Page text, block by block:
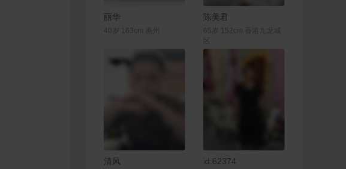
丽华
40岁 163cm 惠州
陈美君
65岁 152cm 香港九龙城
区
清风 联系Ta
id:62374